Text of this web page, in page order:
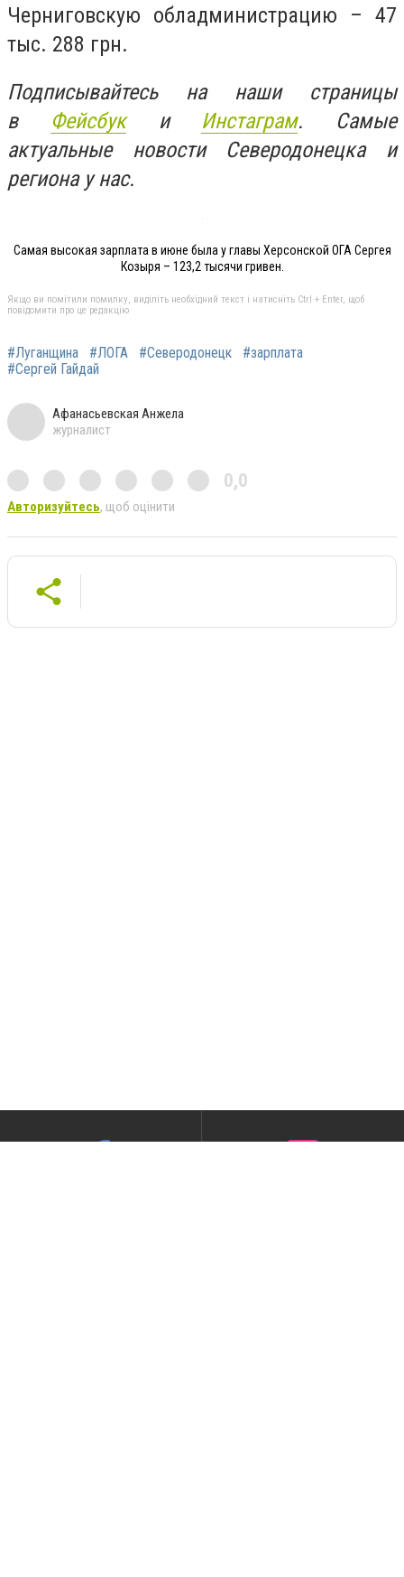
Черниговскую обладминистрацию – 47
тыс. 288 грн.
Подписывайтесь на наши страницы
в
Фейсбуки Инстаграм. Самые
актуальные новости Северодонецка и
региона у нас.
Самая высокая зарплата в июне была у главы Херсонской ОГА Сергея
Козыря – 123,2 тысячи гривен.
Якщо ви помітили помилку, виділіть необхідний текст і натисніть Ctrl + Enter, щоб
повідомити про це редакцію
#Луганщина #ЛОГА #Северодонецк
#зарплата
#Сергей Гайдай
Афанасьевская Анжела
журналист
0,0
Авторизуйтесь, щоб оцінити